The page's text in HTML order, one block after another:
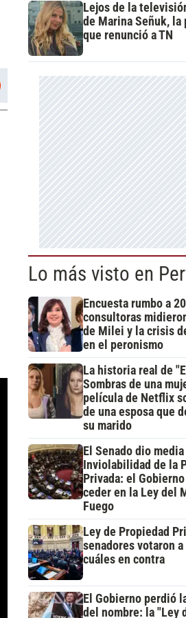
Lejos de la
de Marina Señuk,
que renunció a TN
Lo más visto en
Encuesta rumbo a
consultoras
de Milei y la crisis
en el peronismo
La historia real de
Sombras de una
película de Netflix
de una esposa que
su marido
El Senado dio
Inviolabilidad de la
Privada: el
ceder en la Ley del
Fuego
Ley de Propiedad
senadores votaron
cuáles en contra
El Gobierno perdió
del nombre: la "Ley